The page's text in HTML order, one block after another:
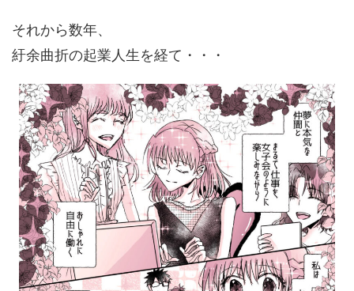
それから数年、
紆余曲折の起業人生を経て・・・